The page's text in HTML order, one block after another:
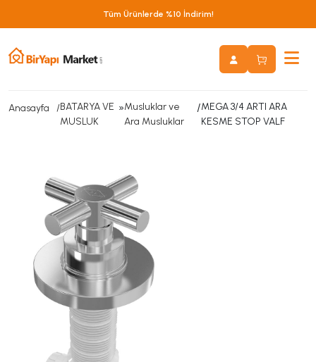
Tüm Ürünlerde %10 İndirim!
Anasayfa
BATARYA VE
MUSLUK
»Musluklar ve
Ara Musluklar
/MEGA 3/4 ARTI ARA
KESME STOP VALF